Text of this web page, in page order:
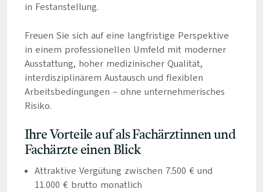
in Festanstellung.
Freuen Sie sich auf eine langfristige Perspektive
in einem professionellen Umfeld mit moderner
Ausstattung, hoher medizinischer Qualität,
interdisziplinärem Austausch und flexiblen
Arbeitsbedingungen – ohne unternehmerisches
Risiko.
Ihre Vorteile auf als Fachärztinnen und
Fachärzte einen Blick
Attraktive Vergütung zwischen 7.500 € und
11.000 € brutto monatlich